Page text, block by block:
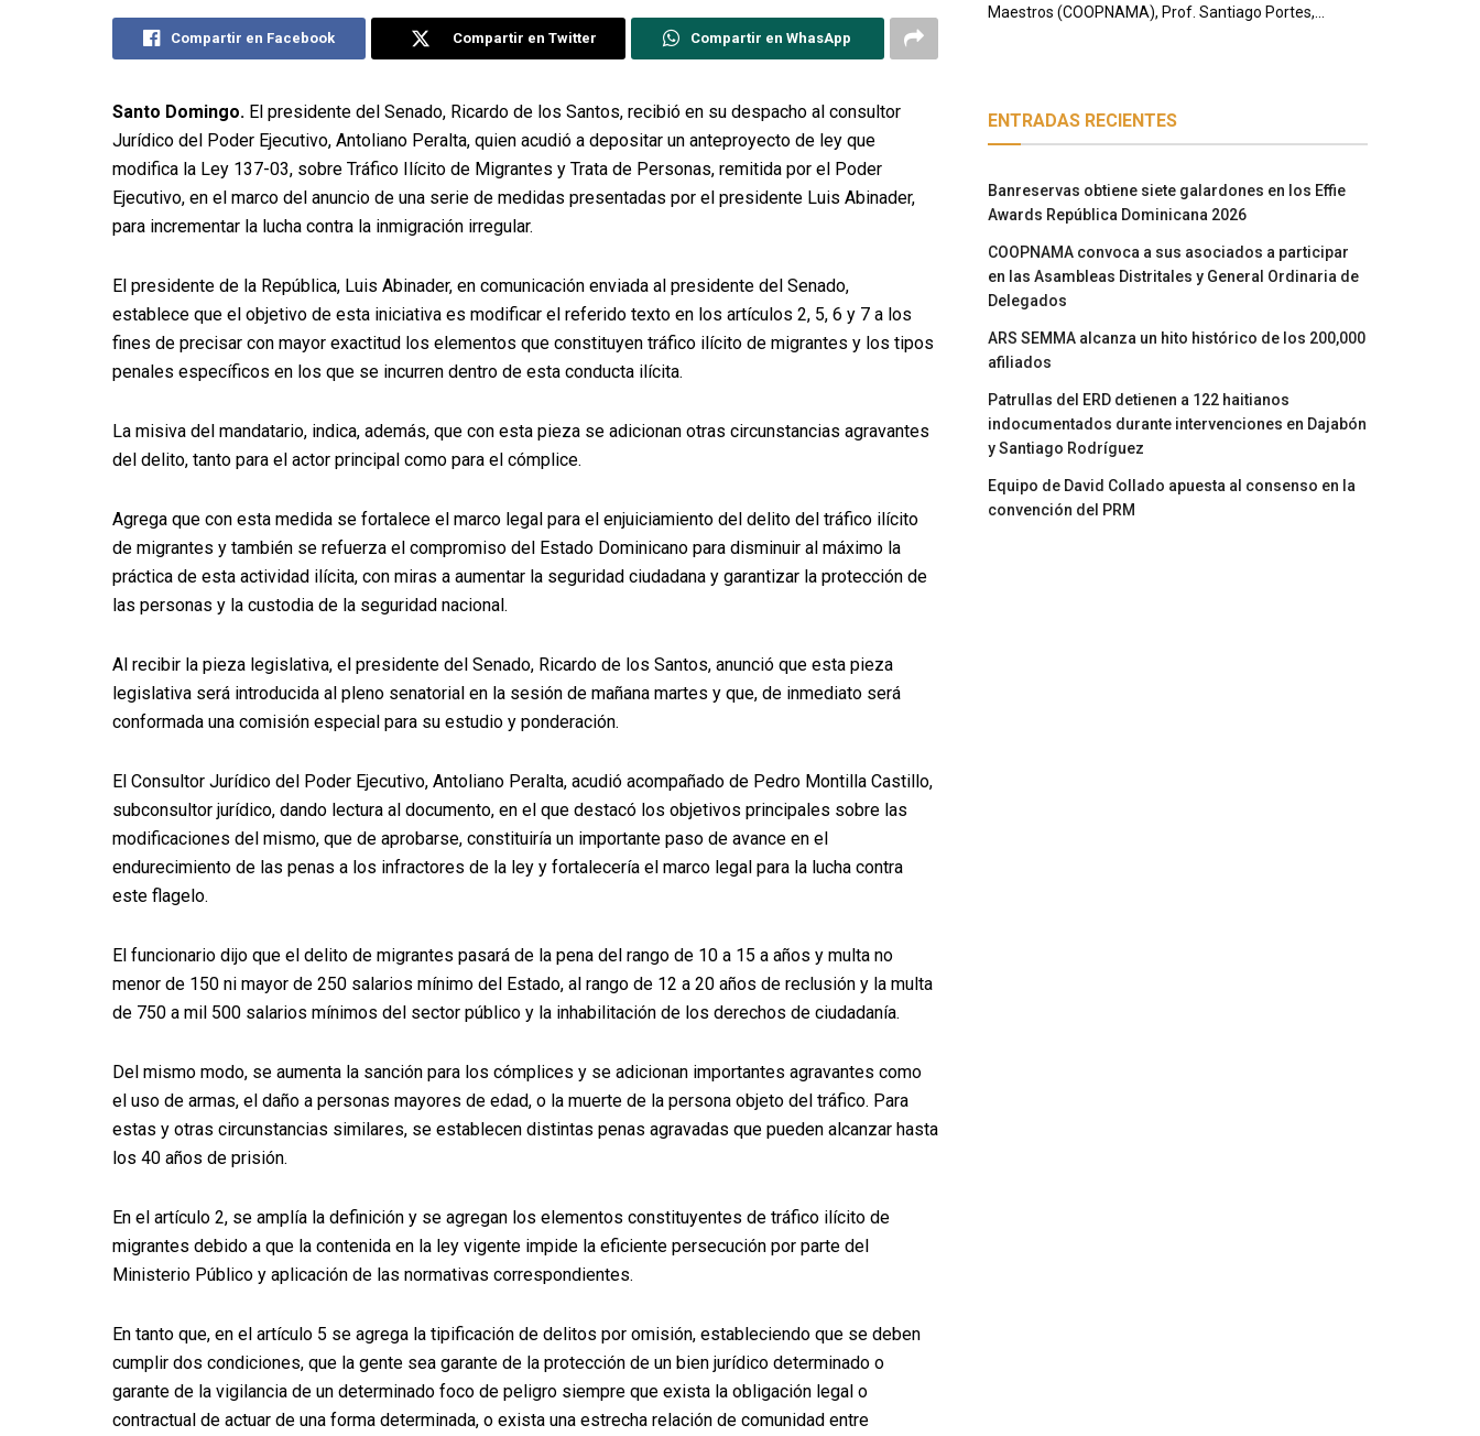
Compartir en Facebook Compartir en Twitter Compartir en WhasApp
Santo Domingo. El presidente del Senado, Ricardo de los Santos, recibió en su despacho al consultor
Jurídico del Poder Ejecutivo, Antoliano Peralta, quien acudió a depositar un anteproyecto de ley que
modifica la Ley 137-03, sobre Tráfico Ilícito de Migrantes y Trata de Personas, remitida por el Poder
Ejecutivo, en el marco del anuncio de una serie de medidas presentadas por el presidente Luis Abinader,
para incrementar la lucha contra la inmigración irregular.
El presidente de la República, Luis Abinader, en comunicación enviada al presidente del Senado,
establece que el objetivo de esta iniciativa es modificar el referido texto en los artículos 2, 5, 6 y 7 a los
fines de precisar con mayor exactitud los elementos que constituyen tráfico ilícito de migrantes y los tipos
penales específicos en los que se incurren dentro de esta conducta ilícita.
La misiva del mandatario, indica, además, que con esta pieza se adicionan otras circunstancias agravantes
del delito, tanto para el actor principal como para el cómplice.
Agrega que con esta medida se fortalece el marco legal para el enjuiciamiento del delito del tráfico ilícito
de migrantes y también se refuerza el compromiso del Estado Dominicano para disminuir al máximo la
práctica de esta actividad ilícita, con miras a aumentar la seguridad ciudadana y garantizar la protección de
las personas y la custodia de la seguridad nacional.
Al recibir la pieza legislativa, el presidente del Senado, Ricardo de los Santos, anunció que esta pieza
legislativa será introducida al pleno senatorial en la sesión de mañana martes y que, de inmediato será
conformada una comisión especial para su estudio y ponderación.
El Consultor Jurídico del Poder Ejecutivo, Antoliano Peralta, acudió acompañado de Pedro Montilla Castillo,
subconsultor jurídico, dando lectura al documento, en el que destacó los objetivos principales sobre las
modificaciones del mismo, que de aprobarse, constituiría un importante paso de avance en el
endurecimiento de las penas a los infractores de la ley y fortalecería el marco legal para la lucha contra
este flagelo.
El funcionario dijo que el delito de migrantes pasará de la pena del rango de 10 a 15 a años y multa no
menor de 150 ni mayor de 250 salarios mínimo del Estado, al rango de 12 a 20 años de reclusión y la multa
de 750 a mil 500 salarios mínimos del sector público y la inhabilitación de los derechos de ciudadanía.
Del mismo modo, se aumenta la sanción para los cómplices y se adicionan importantes agravantes como
el uso de armas, el daño a personas mayores de edad, o la muerte de la persona objeto del tráfico. Para
estas y otras circunstancias similares, se establecen distintas penas agravadas que pueden alcanzar hasta
los 40 años de prisión.
En el artículo 2, se amplía la definición y se agregan los elementos constituyentes de tráfico ilícito de
migrantes debido a que la contenida en la ley vigente impide la eficiente persecución por parte del
Ministerio Público y aplicación de las normativas correspondientes.
En tanto que, en el artículo 5 se agrega la tipificación de delitos por omisión, estableciendo que se deben
cumplir dos condiciones, que la gente sea garante de la protección de un bien jurídico determinado o
garante de la vigilancia de un determinado foco de peligro siempre que exista la obligación legal o
contractual de actuar de una forma determinada, o exista una estrecha relación de comunidad entre
Maestros (COOPNAMA), Prof. Santiago Portes,...
ENTRADAS RECIENTES
Banreservas obtiene siete galardones en los Effie
Awards República Dominicana 2026
COOPNAMA convoca a sus asociados a participar
en las Asambleas Distritales y General Ordinaria de
Delegados
ARS SEMMA alcanza un hito histórico de los 200,000
afiliados
Patrullas del ERD detienen a 122 haitianos
indocumentados durante intervenciones en Dajabón
y Santiago Rodríguez
Equipo de David Collado apuesta al consenso en la
convención del PRM